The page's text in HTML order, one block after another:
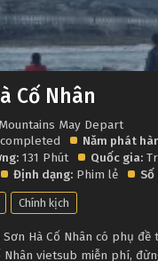
Cố Nhân
May Depart
completed Năm phát
131 Phút Quốc gia:
Định dạng: Phim lẻ
Chính kịch
Hà Cố Nhân có phụ
Nhân vietsub miễn phí,